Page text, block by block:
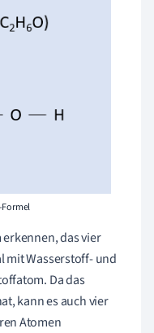
Formel
das vier
mit Wasserstoff- und
Da das
kann es auch vier
Atomen